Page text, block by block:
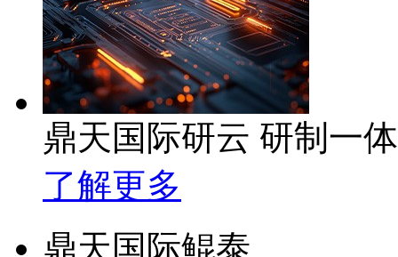
鼎天国际研云 研制一
了解更多
鼎天国际鲲泰